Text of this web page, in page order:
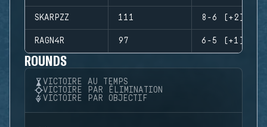
SKARPZZ 111 8-6 (+2)
RAGN4R 97 6-5 (+1)
ROUNDS
VICTOIRE AU TEMPS
VICTOIRE PAR ÉLIMINATION
VICTOIRE PAR OBJECTIF